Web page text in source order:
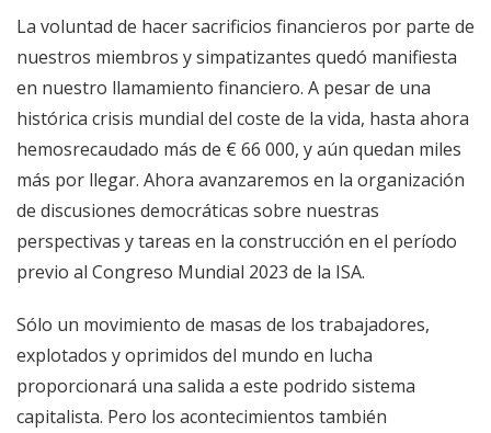
La voluntad de hacer sacrificios financieros por parte de
nuestros miembros y simpatizantes quedó manifiesta
en nuestro llamamiento financiero. A pesar de una
histórica crisis mundial del coste de la vida, hasta ahora
hemosrecaudado más de € 66 000, y aún quedan miles
más por llegar. Ahora avanzaremos en la organización
de discusiones democráticas sobre nuestras
perspectivas y tareas en la construcción en el período
previo al Congreso Mundial 2023 de la ISA.
Sólo un movimiento de masas de los trabajadores,
explotados y oprimidos del mundo en lucha
proporcionará una salida a este podrido sistema
capitalista. Pero los acontecimientos también